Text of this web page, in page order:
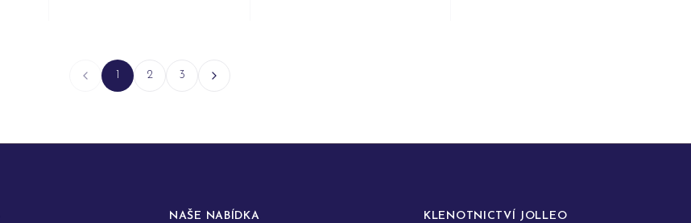
2 3
NAŠE NABÍDKA KLENOTNICTVÍ JOLLEO